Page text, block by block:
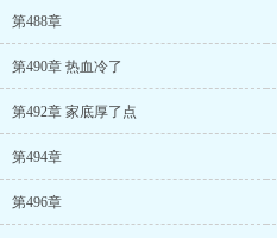
第488章
第490章 热血冷了
第492章 家底厚了点
第494章
第496章